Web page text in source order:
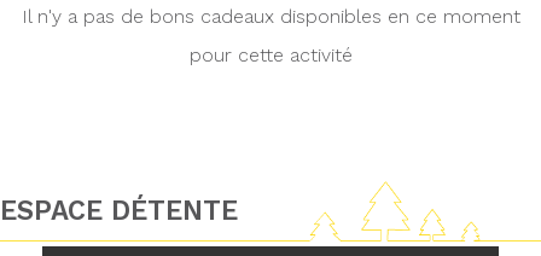
Il n'y a pas de bons cadeaux disponibles en ce moment
pour cette activité
ESPACE DÉTENTE